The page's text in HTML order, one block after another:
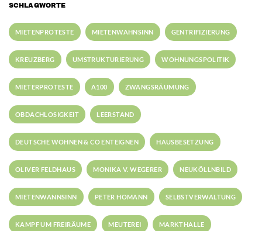
SCHLAGWORTE
MIETENPROTESTE MIETENWAHNSINN GENTRIFIZIERUNG
KREUZBERG UMSTRUKTURIERUNG WOHNUNGSPOLITIK
MIETERPROTESTE A100 ZWANGSRÄUMUNG
OBDACHLOSIGKEIT LEERSTAND
DEUTSCHE WOHNEN & CO ENTEIGNEN HAUSBESETZUNG
OLIVER FELDHAUS MONIKA V. WEGERER NEUKÖLLNBILD
MIETENWANNSINN PETER HOMANN SELBSTVERWALTUNG
KAMPF UM FREIRÄUME MEUTEREI MARKTHALLE